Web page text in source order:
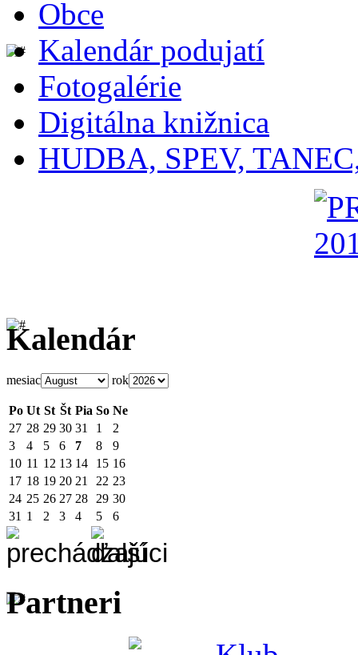
Obce
Kalendár podujatí
Fotogalérie
Digitálna knižnica
HUDBA, SPEV,
Kalendár
mesiac rok
Po Ut St Št Pia So Ne
27 28 29 30 31 1
2
3
4 5 6 7 8
9
10 11 12 13 14 15 16
17 18 19 20 21 22 23
24 25 26 27 28 29 30
31 1 2 3 4 5 6
Partneri